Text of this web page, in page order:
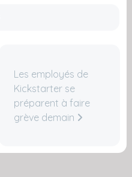
Les employés de
Kickstarter se
préparent à faire
grève demain